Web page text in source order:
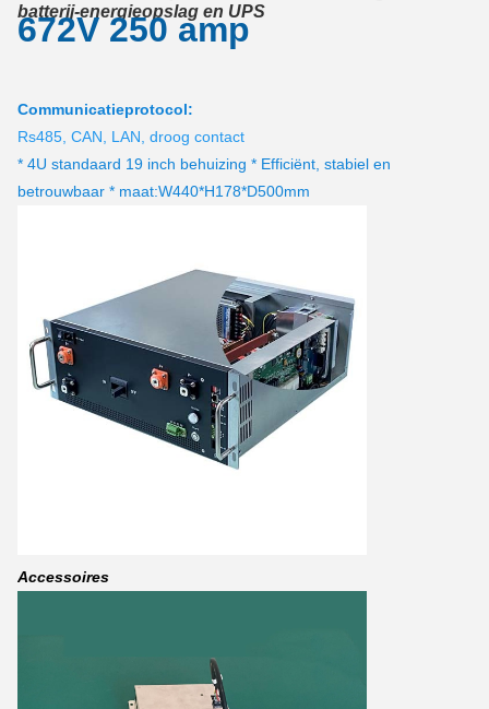
batterij-energieopslag en UPS
672V 250 amp
Communicatieprotocol:
Rs485, CAN, LAN, droog contact
* 4U standaard 19 inch behuizing * Efficiënt, stabiel en
betrouwbaar * maat:W440*H178*D500mm
Accessoires